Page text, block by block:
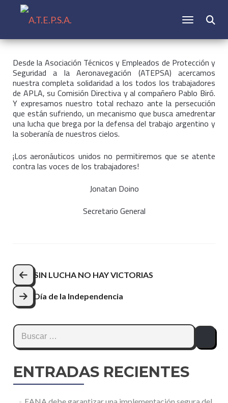
CAMBIAR
Desde la Asociación Técnicos y Empleados de Protección y
Seguridad a la Aeronavegación (ATEPSA) acercamos
nuestra completa solidaridad a los todos los trabajadores
de APLA, su Comisión Directiva y al compañero Pablo Biró.
Y expresamos nuestro total rechazo ante la persecución
que están sufriendo, un mecanismo que busca amedrentar
una lucha que brega por la defensa del trabajo argentino y
la soberanía de nuestros cielos.
¡Los aeronáuticos unidos no permitiremos que se atente
contra las voces de los trabajadores!
Jonatan Doino
Secretario General
Navegación
de
entradas
SIN LUCHA NO HAY VICTORIAS
Día de la Independencia
Buscar:
ENTRADAS RECIENTES